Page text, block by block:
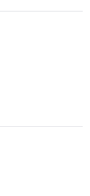
was
the same cost
is the owners
no issue with
with if there was
is a clean
shower.